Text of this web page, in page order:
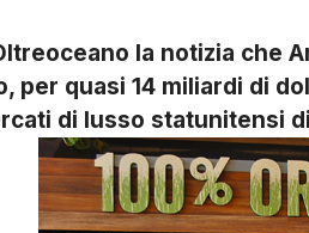
la notizia che
per quasi 14 miliardi di
di lusso statunitensi